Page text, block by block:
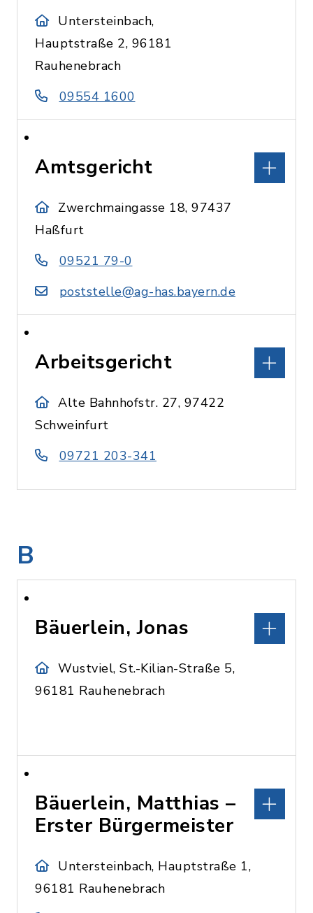
Untersteinbach,
Hauptstraße 2, 96181
Rauhenebrach
09554 1600
Amtsgericht
Zwerchmaingasse 18, 97437
Haßfurt
09521 79-0
poststelle@ag-has.bayern.de
Arbeitsgericht
Alte Bahnhofstr. 27, 97422
Schweinfurt
09721 203-341
B
Bäuerlein, Jonas
Wustviel, St.-Kilian-Straße 5,
96181 Rauhenebrach
Bäuerlein, Matthias –
Erster Bürgermeister
Untersteinbach, Hauptstraße 1,
96181 Rauhenebrach